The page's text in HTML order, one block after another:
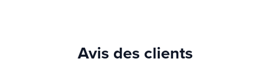
Avis des clients